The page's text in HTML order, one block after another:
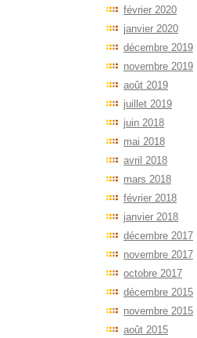
février 2020
janvier 2020
décembre 2019
novembre 2019
août 2019
juillet 2019
juin 2018
mai 2018
avril 2018
mars 2018
février 2018
janvier 2018
décembre 2017
novembre 2017
octobre 2017
décembre 2015
novembre 2015
août 2015